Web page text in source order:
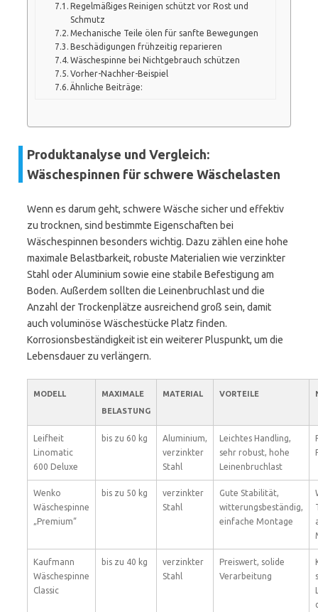
Regelmäßiges Reinigen schützt vor Rost und
Schmutz
Mechanische Teile ölen für sanfte Bewegungen
Beschädigungen frühzeitig reparieren
Wäschespinne bei Nichtgebrauch schützen
Vorher-Nachher-Beispiel
Ähnliche Beiträge:
Produktanalyse und Vergleich:
Wäschespinnen für schwere Wäschelasten
Wenn es darum geht, schwere Wäsche sicher und effektiv
zu trocknen, sind bestimmte Eigenschaften bei
Wäschespinnen besonders wichtig. Dazu zählen eine hohe
maximale Belastbarkeit, robuste Materialien wie verzinkter
Stahl oder Aluminium sowie eine stabile Befestigung am
Boden. Außerdem sollten die Leinenbruchlast und die
Anzahl der Trockenplätze ausreichend groß sein, damit
auch voluminöse Wäschestücke Platz finden.
Korrosionsbeständigkeit ist ein weiterer Pluspunkt, um die
Lebensdauer zu verlängern.
MODELL
MAXIMALE
BELASTUNG
MATERIAL VORTEILE
Leifheit
Linomatic
600 Deluxe
bis zu 60 kg
Aluminium,
verzinkter
Stahl
Leichtes Handling,
sehr robust, hohe
Leinenbruchlast
Wenko
Wäschespinne
„Premium“
bis zu 50 kg
verzinkter
Stahl
Gute Stabilität,
witterungsbeständig,
einfache Montage
Kaufmann
Wäschespinne
Classic
bis zu 40 kg
verzinkter
Stahl
Preiswert, solide
Verarbeitung